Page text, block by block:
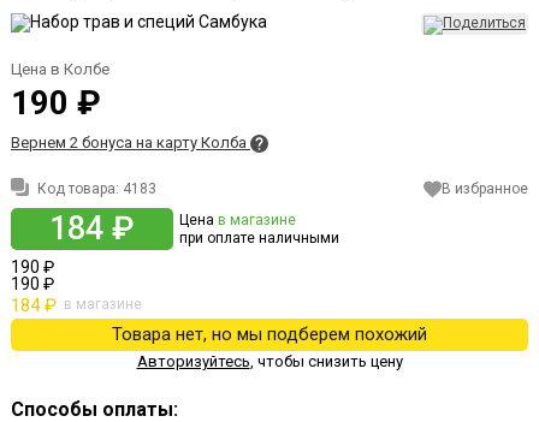
Цена в Колбе
190 ₽
Вернем 2 бонуса на карту Колба
Код товара: 4183 В избранное
184 ₽ Цена в магазине
при оплате наличными
190 ₽
190 ₽
184 ₽ в магазине
Товара нет, но мы подберем похожий
Авторизуйтесь, чтобы снизить цену
Способы оплаты: